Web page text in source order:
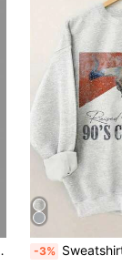
-3% Sweatshirt feminino retro dos anos 90 com gráfico de